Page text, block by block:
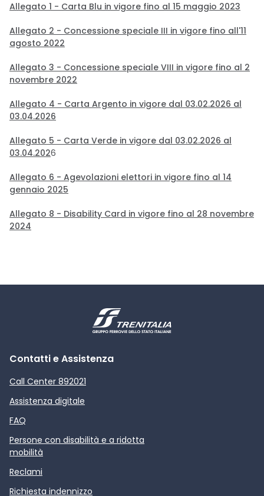
Allegato 1 - Carta Blu in vigore fino al 15 maggio 2023
Allegato 2 - Concessione speciale III in vigore fino all'11
agosto 2022
Allegato 3 - Concessione speciale VIII in vigore fino al 2
novembre 2022
Allegato 4 - Carta Argento in vigore dal 03.02.2026 al
03.04.2026
Allegato 5 - Carta Verde in vigore dal 03.02.2026 al
03.04.2026
Allegato 6 - Agevolazioni elettori in vigore fino al 14
gennaio 2025
Allegato 8 - Disability Card in vigore fino al 28 novembre
2024
Contatti e Assistenza
Call Center 892021
Assistenza digitale
FAQ
Persone con disabilità e a ridotta
mobilità
Reclami
Richiesta indennizzo